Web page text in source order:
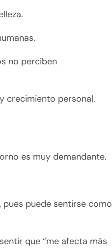
no perciben
crecimiento personal.
es muy demandante.
pues puede sentirse como
que “me afecta más